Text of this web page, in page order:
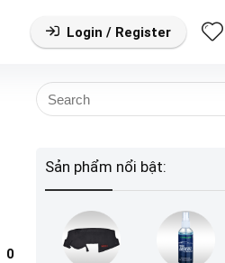
Login / Register
0
Sản phẩm nổi bật: